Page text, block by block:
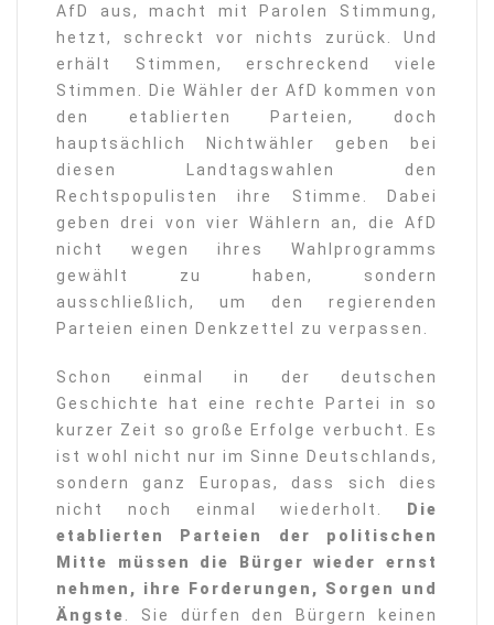
AfD aus, macht mit Parolen Stimmung,
hetzt, schreckt vor nichts zurück. Und
erhält Stimmen, erschreckend viele
Stimmen. Die Wähler der AfD kommen von
den etablierten Parteien, doch
hauptsächlich Nichtwähler geben bei
diesen Landtagswahlen den
Rechtspopulisten ihre Stimme. Dabei
geben drei von vier Wählern an, die AfD
nicht wegen ihres Wahlprogramms
gewählt zu haben, sondern
ausschließlich, um den regierenden
Parteien einen Denkzettel zu verpassen.
Schon einmal in der deutschen
Geschichte hat eine rechte Partei in so
kurzer Zeit so große Erfolge verbucht. Es
ist wohl nicht nur im Sinne Deutschlands,
sondern ganz Europas, dass sich dies
nicht noch einmal wiederholt.
Die
etablierten Parteien der politischen
Mitte müssen die Bürger wieder ernst
nehmen, ihre Forderungen, Sorgen und
Ängste
. Sie dürfen den Bürgern keinen